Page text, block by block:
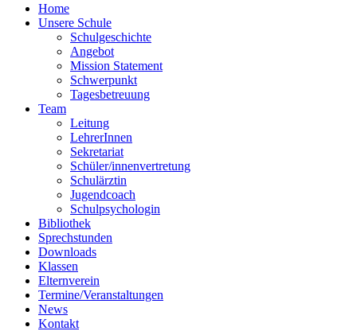
Home
Unsere Schule
Schulgeschichte
Angebot
Mission Statement
Schwerpunkt
Tagesbetreuung
Team
Leitung
LehrerInnen
Sekretariat
Schüler/innenvertretung
Schulärztin
Jugendcoach
Schulpsychologin
Bibliothek
Sprechstunden
Downloads
Klassen
Elternverein
Termine/Veranstaltungen
News
Kontakt